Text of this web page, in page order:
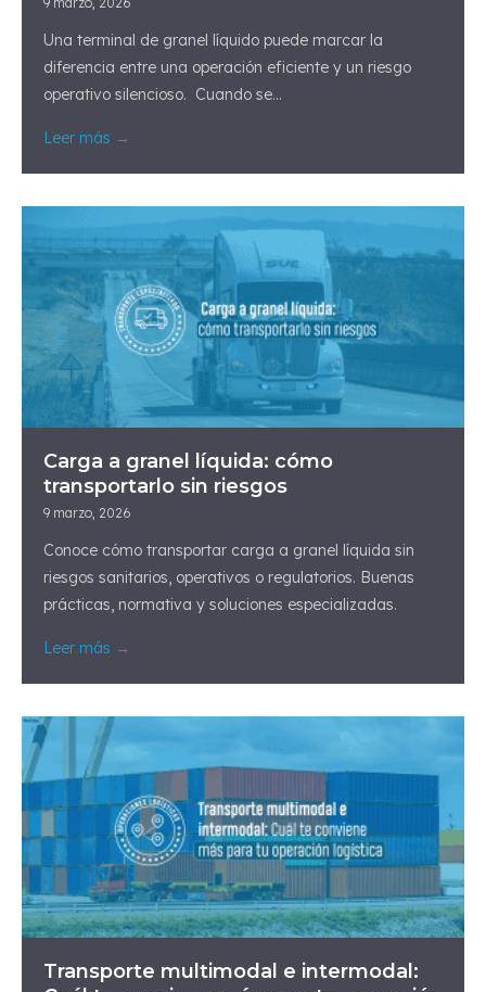
Una terminal de granel líquido puede marcar la
diferencia entre una operación eficiente y un riesgo
operativo silencioso. Cuando se...
Leer más →
Carga a granel líquida: cómo
transportarlo sin riesgos
9 marzo, 2026
Conoce cómo transportar carga a granel líquida sin
riesgos sanitarios, operativos o regulatorios. Buenas
prácticas, normativa y soluciones especializadas.
Leer más →
Transporte multimodal e intermodal​: